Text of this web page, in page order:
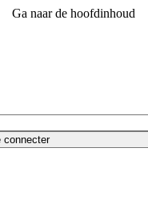
Ga naar de hoofdinhoud
connecter